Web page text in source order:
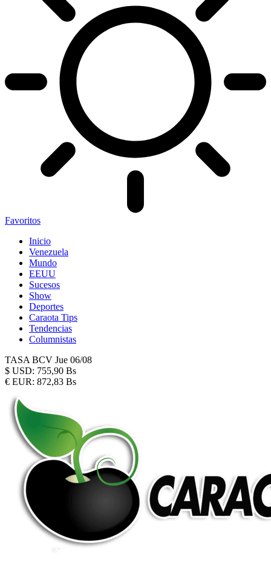
Favoritos
Inicio
Venezuela
Mundo
EEUU
Sucesos
Show
Deportes
Caraota Tips
Tendencias
Columnistas
TASA BCV Jue 06/08
$ USD: 755,90 Bs
€ EUR: 872,83 Bs